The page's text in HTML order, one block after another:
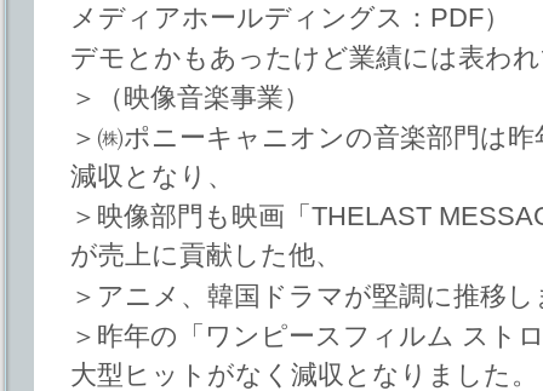
メディアホールディングス：PDF）
デモとかもあったけど業績には表わ
＞（映像音楽事業）
＞㈱ポニーキャニオンの音楽部門は
減収となり、
＞映像部門も映画「THELAST
が売上に貢献した他、
＞アニメ、韓国ドラマが堅調に推移
＞昨年の「ワンピースフィルム スト
大型ヒットがなく減収となりました。